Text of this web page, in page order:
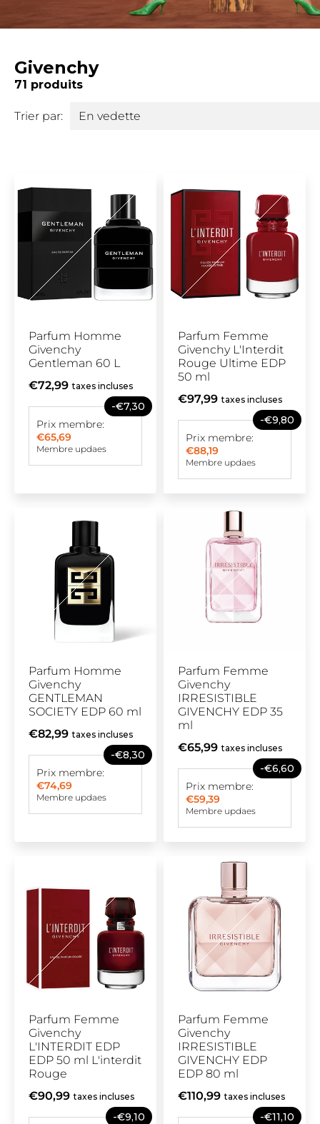
Givenchy
71 produits
Trier par:
Parfum Homme
Givenchy
Gentleman 60 L
€72,99 taxes incluses
-€7,30
Prix membre:
€65,69
Membre updaes
Parfum Femme
Givenchy L'Interdit
Rouge Ultime EDP
50 ml
€97,99 taxes incluses
-€9,80
Prix membre:
€88,19
Membre updaes
Parfum Homme
Givenchy
GENTLEMAN
SOCIETY EDP 60 ml
€82,99 taxes incluses
-€8,30
Prix membre:
€74,69
Membre updaes
Parfum Femme
Givenchy
IRRESISTIBLE
GIVENCHY EDP 35
ml
€65,99 taxes incluses
-€6,60
Prix membre:
€59,39
Membre updaes
Parfum Femme
Givenchy
L'INTERDIT EDP
EDP 50 ml L'interdit
Rouge
€90,99 taxes incluses
-€9,10
Parfum Femme
Givenchy
IRRESISTIBLE
GIVENCHY EDP
EDP 80 ml
€110,99 taxes incluses
-€11,10